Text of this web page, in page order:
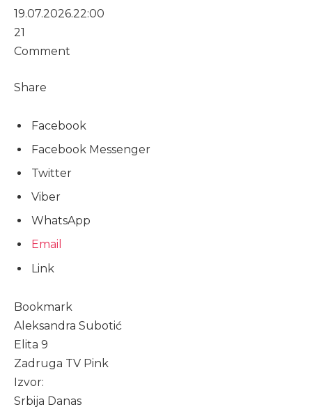
19.07.2026.22:00
21
Comment
Share
Facebook
Facebook Messenger
Twitter
Viber
WhatsApp
Email
Link
Bookmark
Aleksandra Subotić
Elita 9
Zadruga TV Pink
Izvor:
Srbija Danas